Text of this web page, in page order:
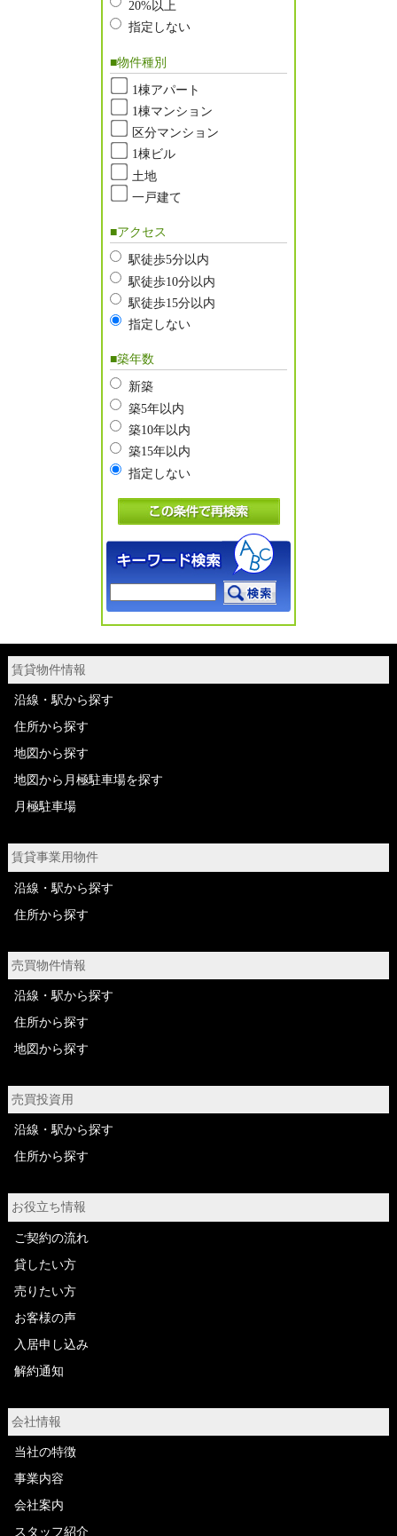
20%以上
指定しない
■物件種別
1棟アパート
1棟マンション
区分マンション
1棟ビル
土地
一戸建て
■アクセス
駅徒歩5分以内
駅徒歩10分以内
駅徒歩15分以内
指定しない
■築年数
新築
築5年以内
築10年以内
築15年以内
指定しない
賃貸物件情報
沿線・駅から探す
住所から探す
地図から探す
地図から月極駐車場を探す
月極駐車場
賃貸事業用物件
沿線・駅から探す
住所から探す
売買物件情報
沿線・駅から探す
住所から探す
地図から探す
売買投資用
沿線・駅から探す
住所から探す
お役立ち情報
ご契約の流れ
貸したい方
売りたい方
お客様の声
入居申し込み
解約通知
会社情報
当社の特徴
事業内容
会社案内
スタッフ紹介